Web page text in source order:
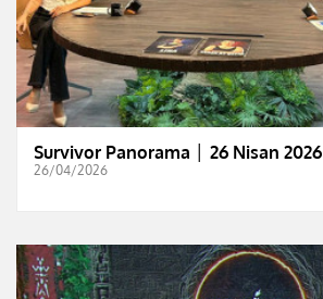
Survivor Panorama │ 26 Nisan 2026
26/04/2026